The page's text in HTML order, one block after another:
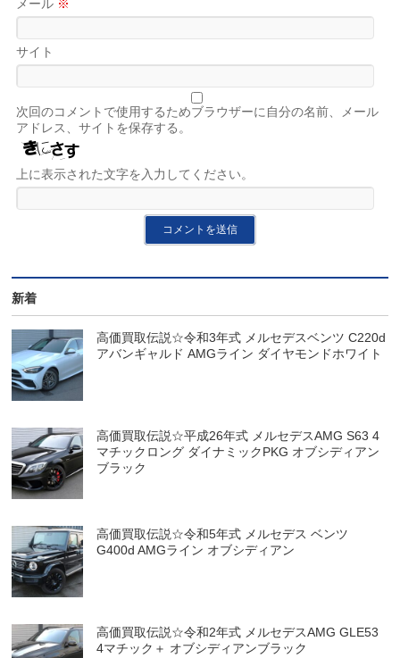
メール ※
サイト
次回のコメントで使用するためブラウザーに自分の名前、メール
アドレス、サイトを保存する。
上に表示された文字を入力してください。
新着
高価買取伝説☆令和3年式 メルセデスベンツ C220d
アバンギャルド AMGライン ダイヤモンドホワイト
高価買取伝説☆平成26年式 メルセデスAMG S63 4
マチックロング ダイナミックPKG オブシディアン
ブラック
高価買取伝説☆令和5年式 メルセデス ベンツ
G400d AMGライン オブシディアン
高価買取伝説☆令和2年式 メルセデスAMG GLE53
4マチック＋ オブシディアンブラック